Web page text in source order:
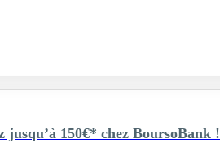
jusqu’à 150€* chez BoursoBank !